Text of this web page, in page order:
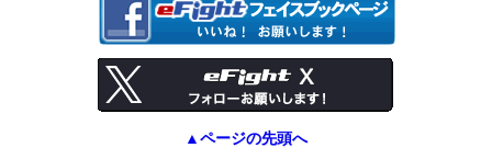
▲ページの先頭へ